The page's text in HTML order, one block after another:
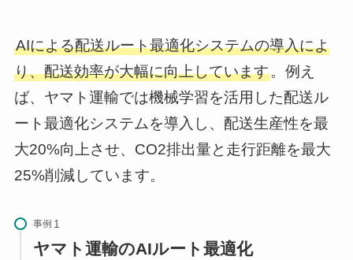
AIによる配送ルート最適化システムの導入によ
り、配送効率が大幅に向上しています。例え
ば、ヤマト運輸では機械学習を活用した配送ル
ート最適化システムを導入し、配送生産性を最
大20%向上させ、CO2排出量と走行距離を最大
25%削減しています。
事例
ヤマト運輸のAIルート最適化